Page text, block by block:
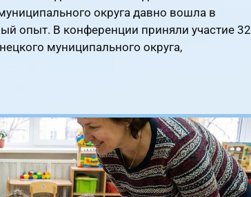
округа давно вошла в
опыт. В конференции приняли участие 32
муниципального округа,